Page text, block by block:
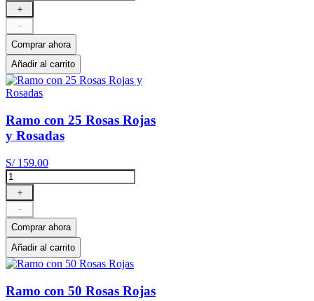
＋
－
Comprar ahora
Añadir al carrito
Ramo con 25 Rosas Rojas
y Rosadas
S/ 159.00
＋
－
Comprar ahora
Añadir al carrito
Ramo con 50 Rosas Rojas